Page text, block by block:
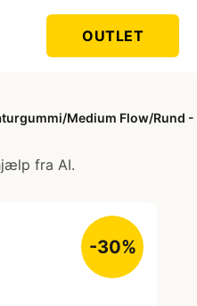
OUTLET
Medium Flow/Rund
fra AI.
-30%